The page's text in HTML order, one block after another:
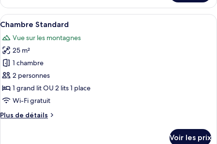
le
type
de
Appartement
Afficher
toutes
les
photos
pour
ce
type
de
chambre :
Chambre
Une chambre d’hôtel avec un
7
Chambre Standard
Vue sur les montagnes
25 m²
1 chambre
2 personnes
1 grand lit OU 2 lits 1 place
Wi-Fi gratuit
Plus de détails
Plus
Voir les prix